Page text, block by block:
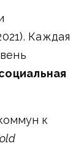
Каждая
к